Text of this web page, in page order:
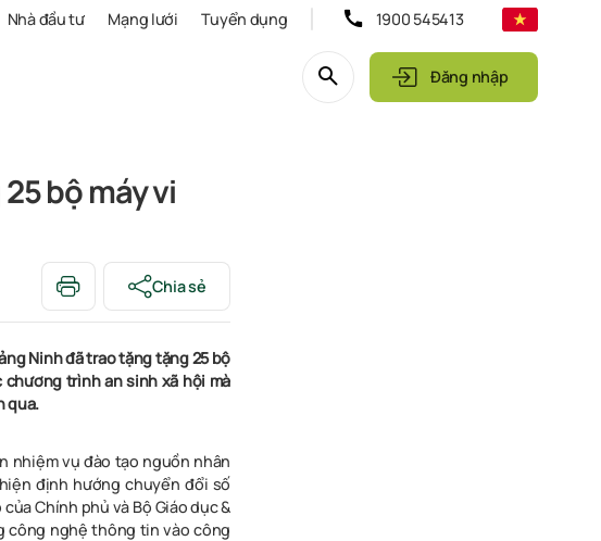
Nhà đầu tư Mạng lưới Tuyển dụng 1900 545413
Đăng nhập
bộ máy vi
Chia sẻ
Ninh đã trao tặngtặng 25 bộ
trình an sinh xã hội mà
qua.
nhiệm vụ đào tạo nguồn nhân
định hướng chuyển đổi số
Chính phủ và Bộ Giáo dục &
công nghệ thông tin vào công